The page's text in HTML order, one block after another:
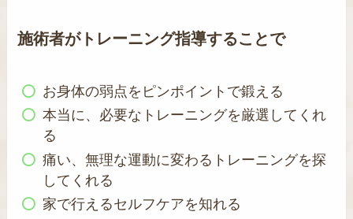
施術者がトレーニング指導することで
お身体の弱点をピンポイントで鍛える
本当に、必要なトレーニングを厳選してくれ
る
痛い、無理な運動に変わるトレーニングを探
してくれる
家で行えるセルフケアを知れる